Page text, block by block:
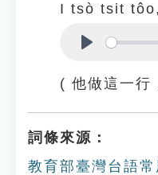
I tsò tsit
( 他做這一行
詞條來源：
教育部臺灣台語